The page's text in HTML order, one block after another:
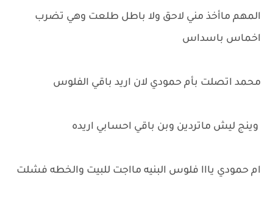
المهم ماأخذ مني لاحق ولا باطل طلعت وهي تضرب
اخماس باسداس
محمد اتصلت بأم حمودي لان اريد باقي الفلوس
وينج ليش ماتردين وبن باقي احسابي اريده
ام حمودي يااا فلوس البنيه مااجت للبيت والخطه فشلت